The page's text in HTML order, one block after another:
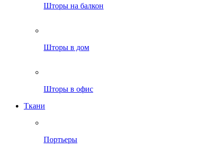
Шторы на балкон
Шторы в дом
Шторы в офис
Ткани
Портьеры